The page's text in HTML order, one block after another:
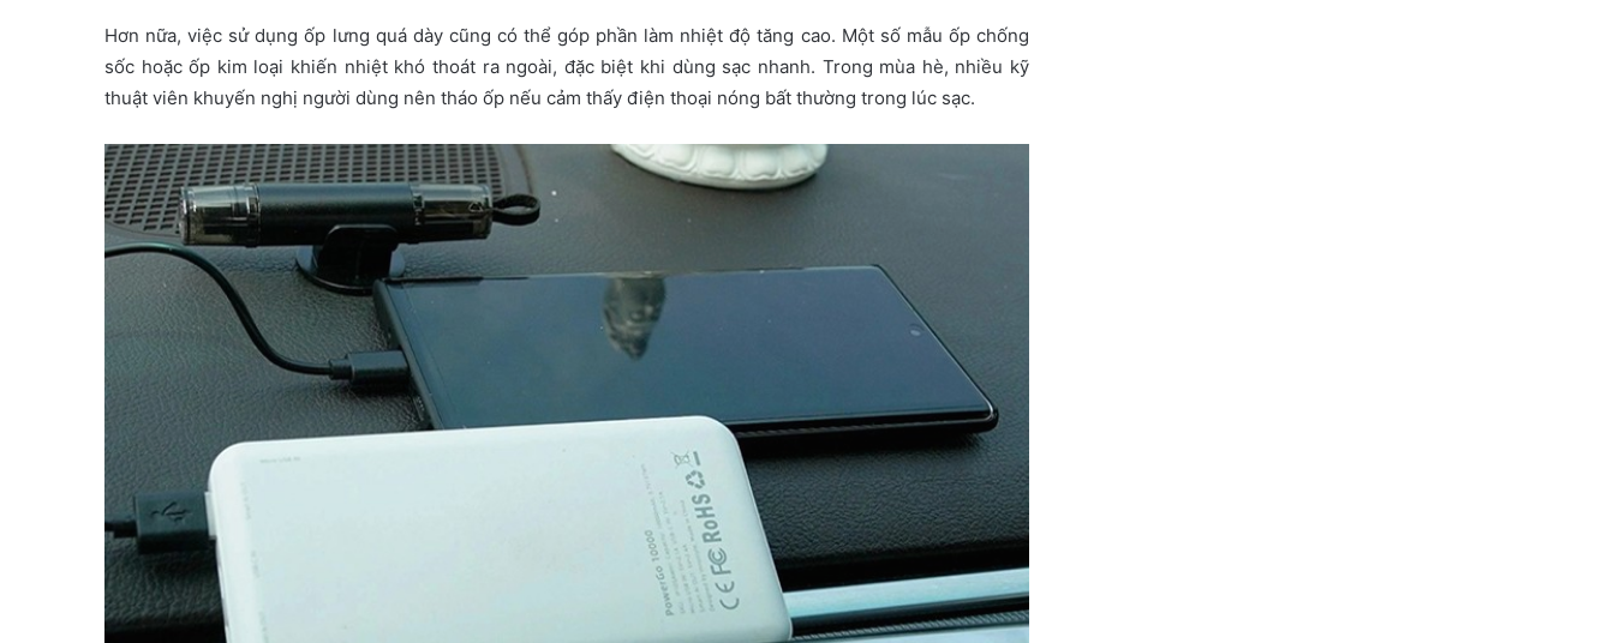
Hơn nữa, việc sử dụng ốp lưng quá dày cũng có thể góp phần làm nhiệt độ tăng cao. Một số mẫu ốp chống
sốc hoặc ốp kim loại khiến nhiệt khó thoát ra ngoài, đặc biệt khi dùng sạc nhanh. Trong mùa hè, nhiều kỹ
thuật viên khuyến nghị người dùng nên tháo ốp nếu cảm thấy điện thoại nóng bất thường trong lúc sạc.